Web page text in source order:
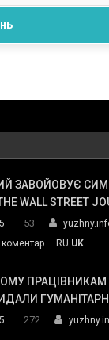
ЗАВОЙОВУЄ
WALL STREET
53
on
завойовує
симпатії
Трампа
RU UK
ПРАЦІВНИКАМ
272